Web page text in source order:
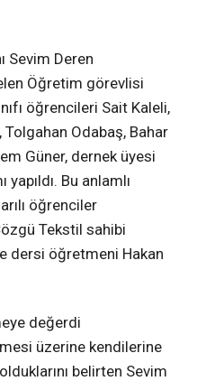
Sevim Deren
Öğretim görevlisi
öğrencileri Sait Kaleli,
Tolgahan Odabaş, Bahar
Güner, dernek üyesi
Bu anlamlı
öğrenciler
Tekstil sahibi
dersi öğretmeni Hakan
değerdi
üzerine kendilerine
belirten Sevim